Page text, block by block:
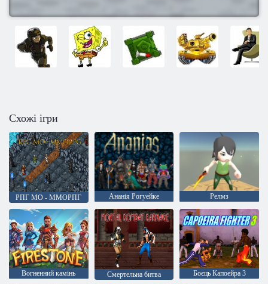
Схожі ігри
РПГ МО - ММОРПГ Ананія Рогуейке Релмз
Вогненний камінь Смертельна битва Боєць Капоейра 3